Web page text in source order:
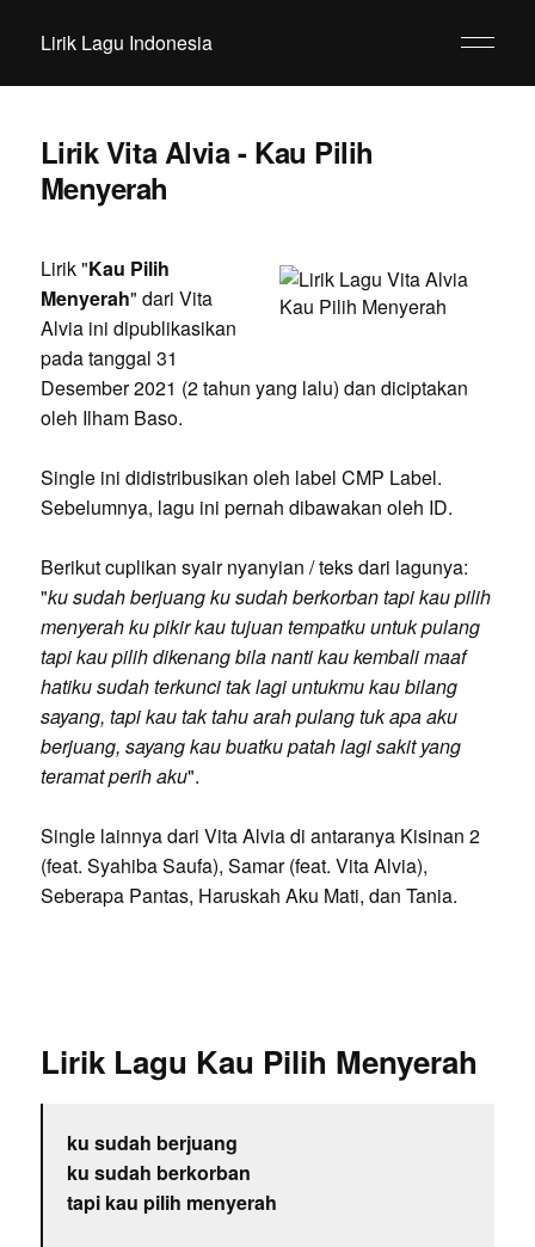
Lirik Lagu Indonesia
Lirik Vita Alvia - Kau Pilih
Menyerah
Lirik "Kau Pilih
Menyerah" dari Vita
Alvia ini dipublikasikan
pada tanggal 31
Desember 2021 (2 tahun yang lalu) dan diciptakan
oleh Ilham Baso.
Single ini didistribusikan oleh label CMP Label.
Sebelumnya, lagu ini pernah dibawakan oleh ID.
Berikut cuplikan syair nyanyian / teks dari lagunya:
"ku sudah berjuang ku sudah berkorban tapi kau pilih
menyerah ku pikir kau tujuan tempatku untuk pulang
tapi kau pilih dikenang bila nanti kau kembali maaf
hatiku sudah terkunci tak lagi untukmu kau bilang
sayang, tapi kau tak tahu arah pulang tuk apa aku
berjuang, sayang kau buatku patah lagi sakit yang
teramat perih aku".
Single lainnya dari Vita Alvia di antaranya Kisinan 2
(feat. Syahiba Saufa), Samar (feat. Vita Alvia),
Seberapa Pantas, Haruskah Aku Mati, dan Tania.
Lirik Lagu Kau Pilih Menyerah
ku sudah berjuang
ku sudah berkorban
tapi kau pilih menyerah